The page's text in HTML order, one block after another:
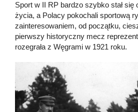
Sport w II RP bardzo szybko stał się
życia, a Polacy pokochali sportową
zainteresowaniem, od początku,
pierwszy historyczny mecz
rozegrała z Węgrami w 1921 roku.